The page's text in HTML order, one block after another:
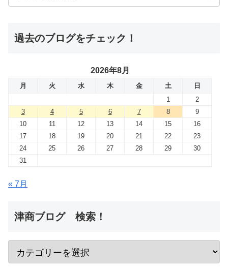
過去のブログをチェック！
2026年8月
月 火 水 木 金 土
日
1
2
3
4 5 6 7 8
9
10
11 12 13 14 15
16
17
18 19 20 21 22
23
24
25 26 27 28 29
30
31
« 7月
津商ブログ 検索！